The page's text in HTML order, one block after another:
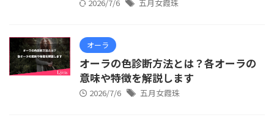
2026/7/6 五月女霞珠
オーラ
オーラの色診断方法とは？各オーラの
意味や特徴を解説します
2026/7/6 五月女霞珠